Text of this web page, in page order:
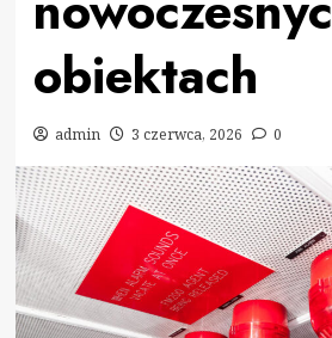
obiektach
admin 3 czerwca, 2026 0